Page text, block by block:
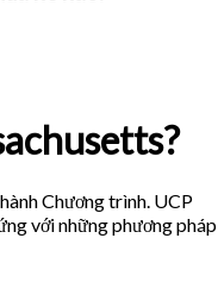
Chương trình. UCP
với những phương pháp